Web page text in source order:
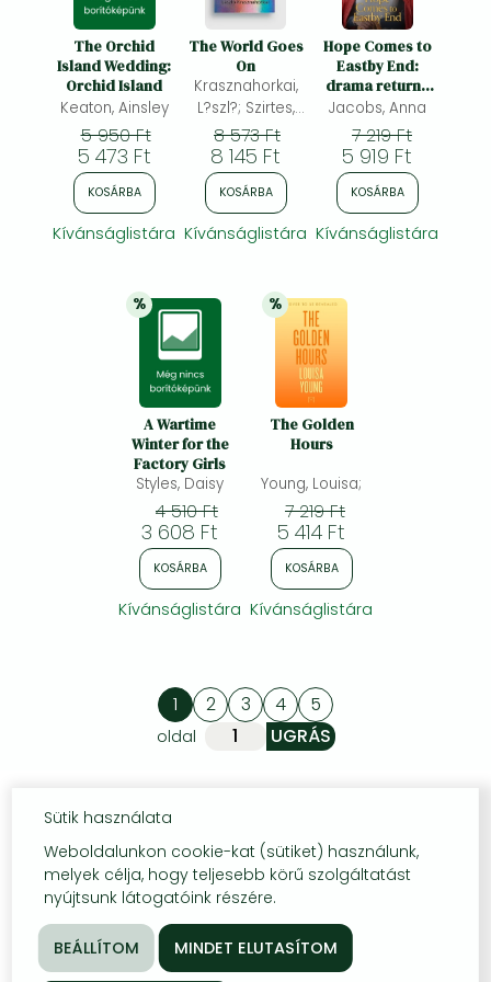
The Orchid
Island Wedding:
Orchid Island
Keaton, Ainsley
5 950 Ft
5 473 Ft
KOSÁRBA
Kívánságlistára
The World Goes
On
Krasznahorkai,
L?szl?; Szirtes,
George; Mulzet,
Ottilie; Batki,
John;
8 573 Ft
8 145 Ft
KOSÁRBA
Kívánságlistára
Hope Comes to
Eastby End:
drama returns
in the gripping
new saga series
from multi-
million-copy
bestseller Anna
Jacobs, Anna
7 219 Ft
5 919 Ft
KOSÁRBA
Kívánságlistára
20%
% kedvezmény
A Wartime
Winter for the
Factory Girls
Styles, Daisy
4 510 Ft
3 608 Ft
KOSÁRBA
Kívánságlistára
25%
% kedvezmény
The Golden
Hours
Young, Louisa;
7 219 Ft
5 414 Ft
KOSÁRBA
Kívánságlistára
1 2 3 4 5
oldal
Sütik használata
Weboldalunkon cookie-kat (sütiket) használunk,
melyek célja, hogy teljesebb körű szolgáltatást
nyújtsunk látogatóink részére.